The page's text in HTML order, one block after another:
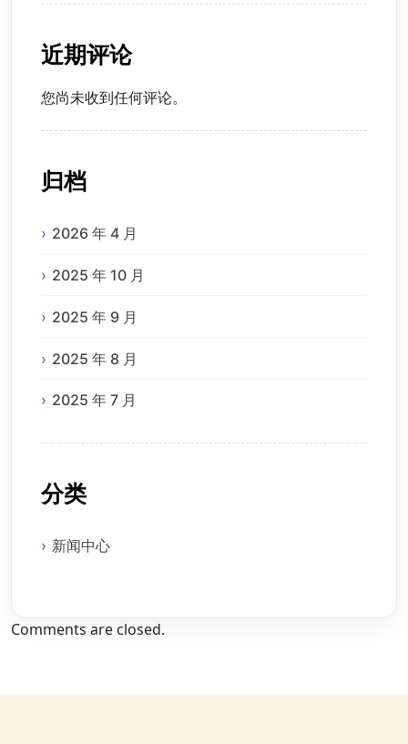
近期评论
您尚未收到任何评论。
归档
2026 年 4 月
2025 年 10 月
2025 年 9 月
2025 年 8 月
2025 年 7 月
分类
新闻中心
Comments are closed.